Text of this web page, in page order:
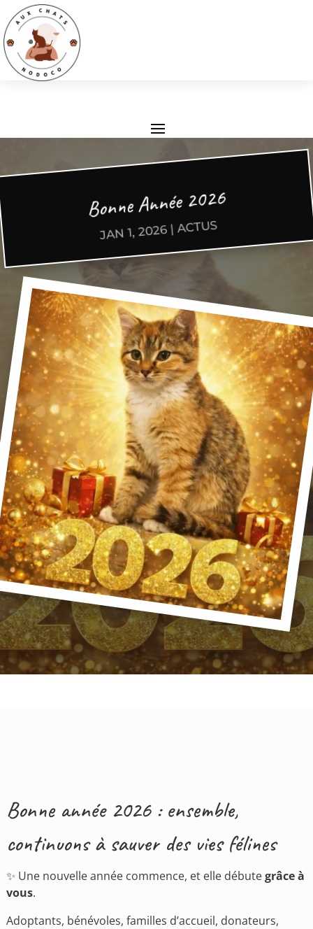
Bonne Année 2026
JAN 1, 2026| ACTUS
Bonne année 2026 : ensemble,
continuons à sauver des vies félines
✨ Une nouvelle année commence, et elle débutegrâce à
vous.
Adoptants, bénévoles, familles d’accueil, donateurs,